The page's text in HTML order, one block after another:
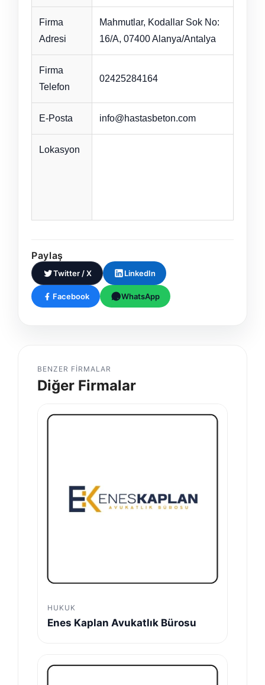
Firma
Adresi
Mahmutlar, Kodallar Sok No:
16/A, 07400 Alanya/Antalya
Firma
Telefon
02425284164
E-Posta info@hastasbeton.com
Lokasyon
Paylaş
Twitter / X LinkedIn
Facebook WhatsApp
BENZER FIRMALAR
Diğer Firmalar
HUKUK
Enes Kaplan Avukatlık Bürosu